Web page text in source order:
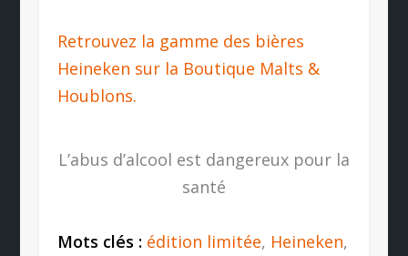
Retrouvez la gamme des bières
Heineken sur la Boutique Malts &
Houblons.
L’abus d’alcool est dangereux pour la
santé
Mots clés : édition limitée, Heineken,